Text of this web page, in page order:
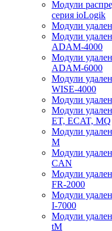
Модули
серия ioLogik
Модули
Модули
ADAM-4000
Модули
ADAM-6000
Модули
WISE-4000
Модули
Модули
ET, ECAT, MQ
Модули
M
Модули
CAN
Модули
FR-2000
Модули
I-7000
Модули
tM